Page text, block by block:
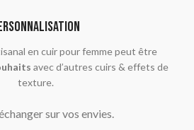
en cuir pour femme peut être
avec d’autres cuirs & effets de
texture.
sur vos envies.